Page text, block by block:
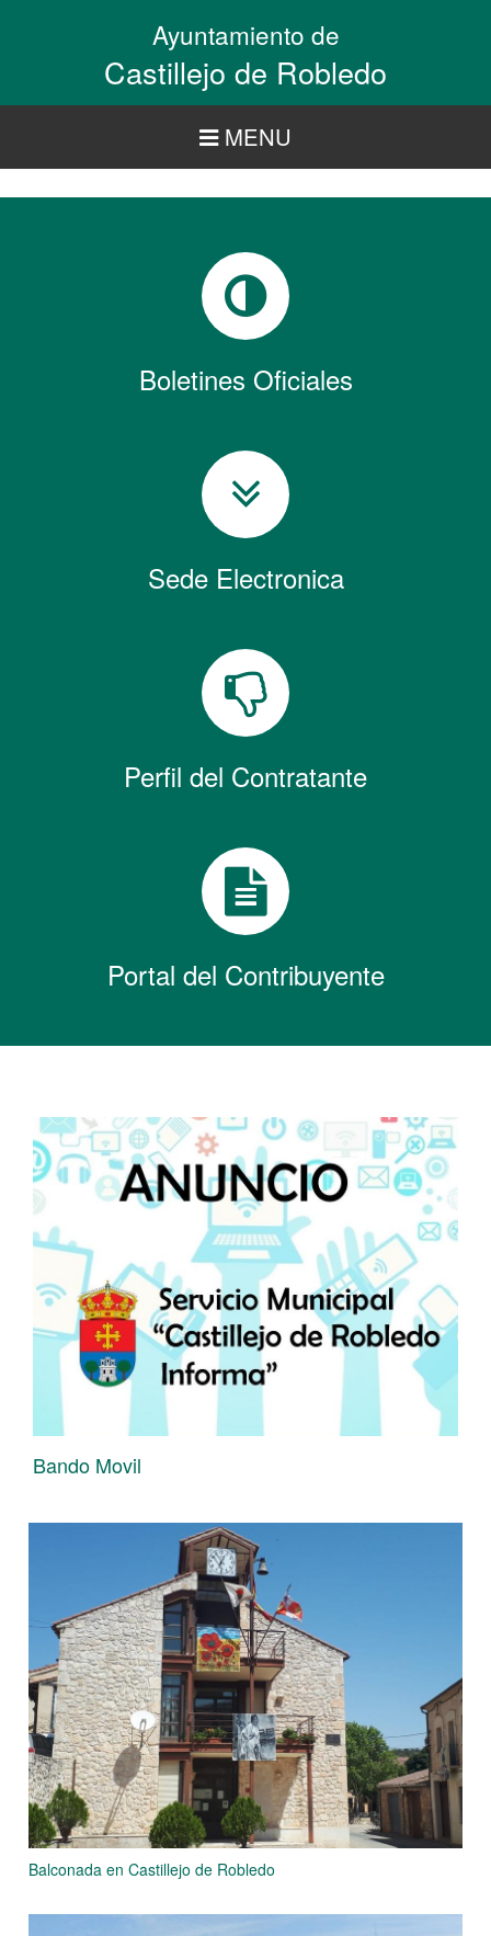
Ayuntamiento de
Castillejo de Robledo
MENU
Boletines Oficiales
Sede Electronica
Perfil del Contratante
Portal del Contribuyente
Bando Movil
Balconada en Castillejo de Robledo